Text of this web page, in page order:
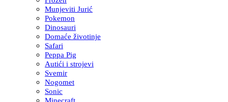
Munjeviti Jurić
Pokemon
Dinosauri
Domaće životinje
Safari
Peppa Pig
Autići i strojevi
Svemir
Nogomet
Sonic
Minecraft